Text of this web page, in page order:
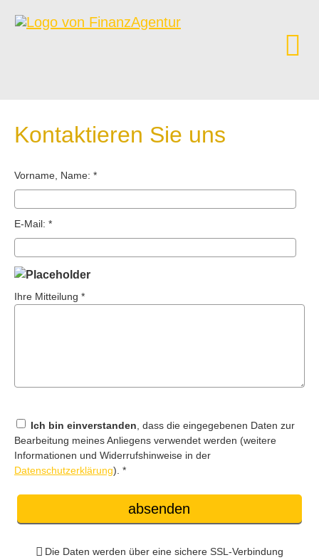
Kontaktieren Sie uns
Vorname, Name: *
E-Mail: *
Ihre Mitteilung *
Ich bin einverstanden , dass die eingegebenen Daten zur
Bearbeitung meines Anliegens verwendet werden (weitere
Informationen und Widerrufshinweise in der
Datenschutzerklärung). *
absenden
Die Daten werden über eine sichere SSL-Verbindung